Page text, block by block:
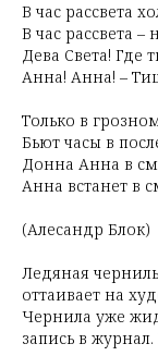
В час рассвета
В час рассвета –
Дева Света! Где
Анна! Анна! –
Только в
Бьют часы в
Донна Анна в
Анна встанет в
(Алесандр Блок)
Ледяная
оттаивает на
Чернила уже
запись в